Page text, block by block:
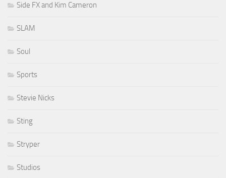
Side FX and Kim Cameron
SLAM
Soul
Sports
Stevie Nicks
Sting
Stryper
Studios